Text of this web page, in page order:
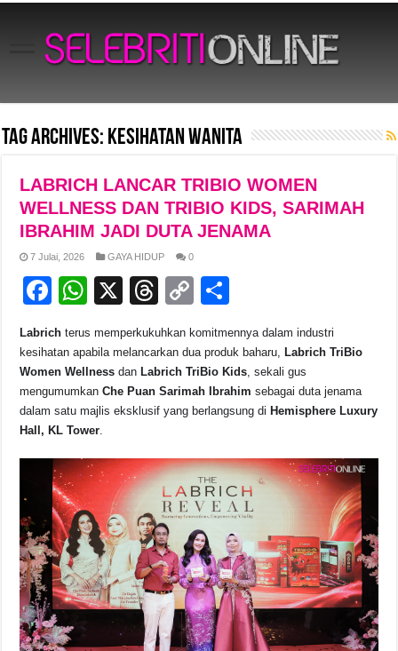
Tag Archives: kesihatan wanita
LABRICH LANCAR TRIBIO WOMEN
WELLNESS DAN TRIBIO KIDS, SARIMAH
IBRAHIM JADI DUTA JENAMA
7 Julai, 2026 GAYA HIDUP 0
F
c
e
b
o
o
k
W
at
s
A
p
p
X
T
e
a
d
C
p
y
Li
k
ar
e
Labrich terus memperkukuhkan komitmennya dalam industri
kesihatan apabila melancarkan dua produk baharu, Labrich TriBio
Women Wellness dan Labrich TriBio Kids, sekali gus
mengumumkanChe Puan Sarimah Ibrahim sebagai duta jenama
dalam satu majlis eksklusif yang berlangsung di Hemisphere Luxury
Hall, KL Tower.